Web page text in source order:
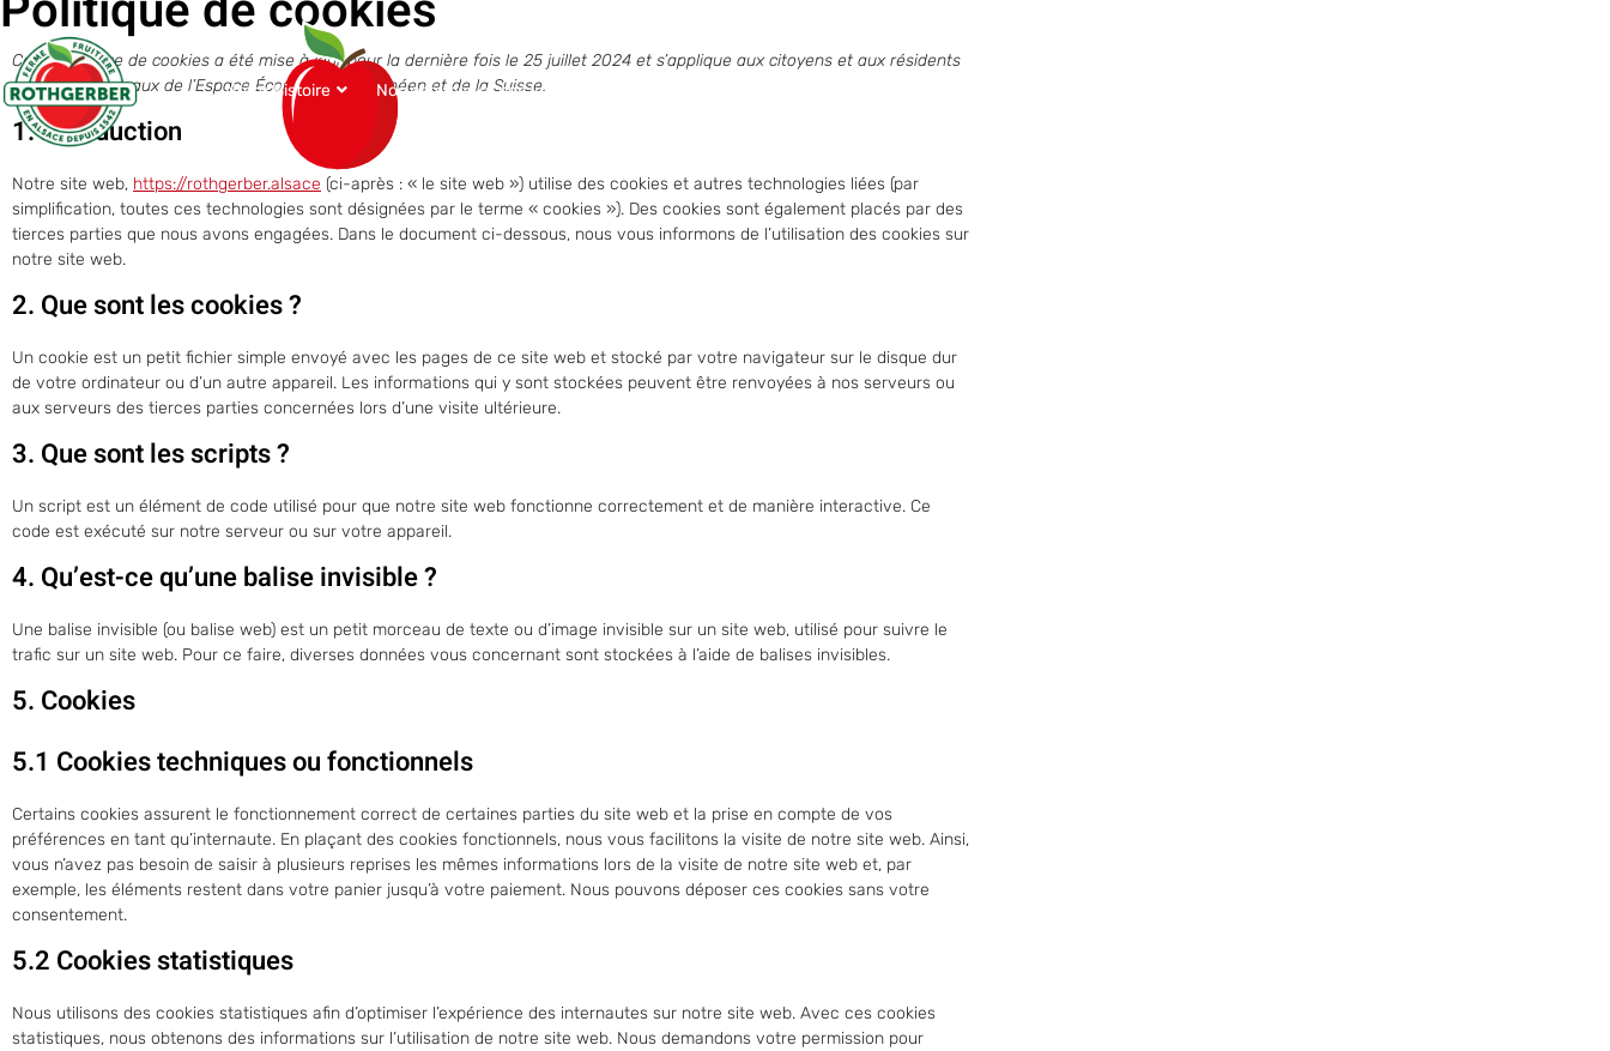
Notre Histoire Nos pommes et nos jus
Cette politique de cookies a été mise à jour pour la dernière fois le 25 juillet 2024 et s’applique aux citoyens et aux résidents
permanents légaux de l’Espace Économique Européen et de la Suisse.
1. Introduction
Notre site web, https://rothgerber.alsace (ci-après : « le site web ») utilise des cookies et autres technologies liées (par
simplification, toutes ces technologies sont désignées par le terme « cookies »). Des cookies sont également placés par des
tierces parties que nous avons engagées. Dans le document ci-dessous, nous vous informons de l’utilisation des cookies sur
notre site web.
2. Que sont les cookies ?
Un cookie est un petit fichier simple envoyé avec les pages de ce site web et stocké par votre navigateur sur le disque dur
de votre ordinateur ou d’un autre appareil. Les informations qui y sont stockées peuvent être renvoyées à nos serveurs ou
aux serveurs des tierces parties concernées lors d’une visite ultérieure.
3. Que sont les scripts ?
Un script est un élément de code utilisé pour que notre site web fonctionne correctement et de manière interactive. Ce
code est exécuté sur notre serveur ou sur votre appareil.
4. Qu’est-ce qu’une balise invisible ?
Une balise invisible (ou balise web) est un petit morceau de texte ou d’image invisible sur un site web, utilisé pour suivre le
trafic sur un site web. Pour ce faire, diverses données vous concernant sont stockées à l’aide de balises invisibles.
5. Cookies
5.1 Cookies techniques ou fonctionnels
Certains cookies assurent le fonctionnement correct de certaines parties du site web et la prise en compte de vos
préférences en tant qu’internaute. En plaçant des cookies fonctionnels, nous vous facilitons la visite de notre site web. Ainsi,
vous n’avez pas besoin de saisir à plusieurs reprises les mêmes informations lors de la visite de notre site web et, par
exemple, les éléments restent dans votre panier jusqu’à votre paiement. Nous pouvons déposer ces cookies sans votre
consentement.
5.2 Cookies statistiques
Nous utilisons des cookies statistiques afin d’optimiser l’expérience des internautes sur notre site web. Avec ces cookies
statistiques, nous obtenons des informations sur l’utilisation de notre site web. Nous demandons votre permission pour